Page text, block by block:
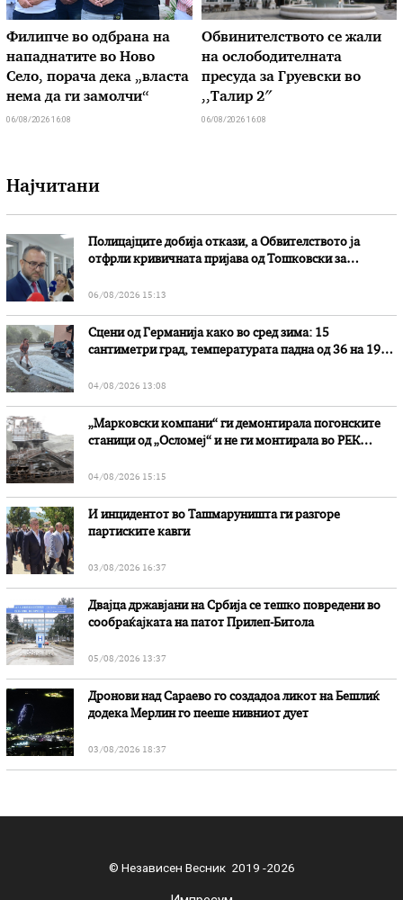
Филипче во одбрана на
нападнатите во Ново
Село, порача дека „власта
нема да ги замолчи“
06/08/2026 16:08
Обвинителството се жали
на ослободителната
пресуда за Груевски во
,,Талир 2″
06/08/2026 16:08
Најчитани
Полицајците добија откази, а Обвителството ја
отфрли кривичната пријава од Тошковски за
06/08/2026 15:13
Сцени од Германија како во сред зима: 15
сантиметри град, температурата падна од 36 на 19
04/08/2026 13:08
„Марковски компани“ ги демонтирала погонските
станици од „Осломеј“ и не ги монтирала во РЕК
04/08/2026 15:15
И инцидентот во Ташмаруништa ги разгоре
партиските кавги
03/08/2026 16:37
Двајца државјани на Србија се тешко повредени во
сообраќајката на патот Прилеп-Битола
05/08/2026 13:37
Дронови над Сараево го создадоа ликот на Бешлиќ
додека Мерлин го пееше нивниот дует
03/08/2026 18:37
© Независен Весник 2019 -2026